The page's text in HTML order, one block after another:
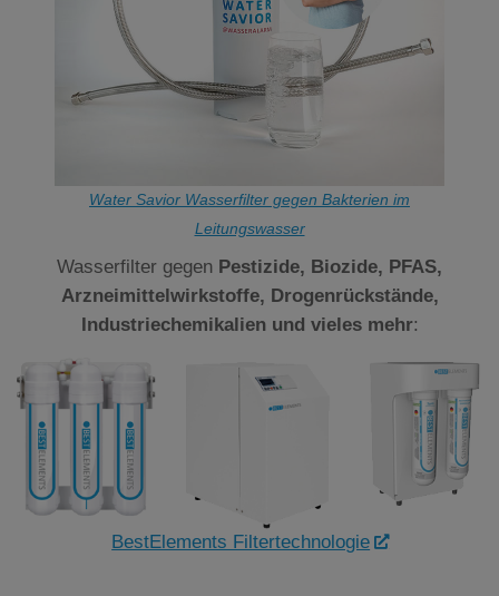
Water Savior Wasserfilter gegen Bakterien im
Leitungswasser
Wasserfilter gegen Pestizide, Biozide, PFAS,
Arzneimittelwirkstoffe, Drogenrückstände,
Industriechemikalien und vieles mehr:
BestElements Filtertechnologie